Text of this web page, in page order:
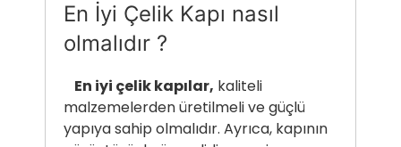
En İyi Çelik Kapı nasıl
olmalıdır ?
En iyi çelik kapılar, kaliteli
malzemelerden üretilmeli ve güçlü
yapıya sahip olmalıdır. Ayrıca, kapının